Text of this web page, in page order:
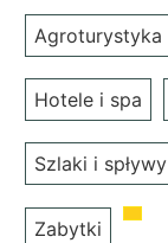
Agroturystyka
Hotele i spa
Szlaki i
Zabytki